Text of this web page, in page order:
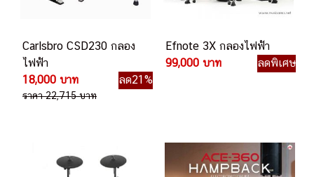
Carlsbro CSD230 กลอง
ไฟฟ้า
18,000 บาท
ลด21%
ราคา 22,715 บาท
Efnote 3X กลองไฟฟ้า
99,000 บาท
ลดพิเศษ